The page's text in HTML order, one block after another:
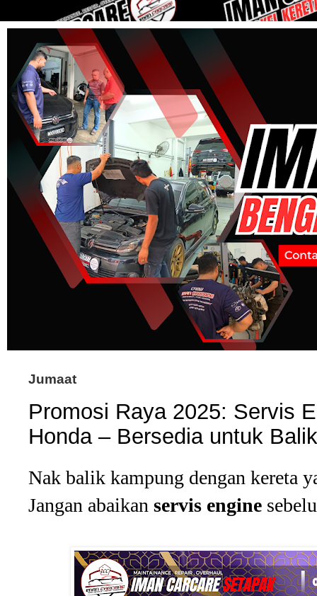
Jumaat
Promosi Raya 2025: Servis
Honda – Bersedia untuk
Nak balik kampung dengan kereta
Jangan abaikan servis engine